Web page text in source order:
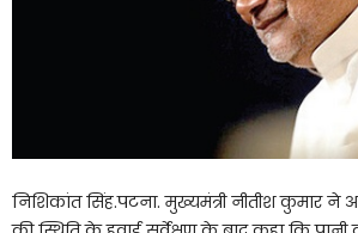
निशिकांत सिंह.पटना. मुख्यमंत्री नीतीश कुमार ने